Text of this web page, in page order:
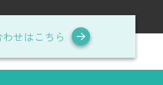
せはこちら